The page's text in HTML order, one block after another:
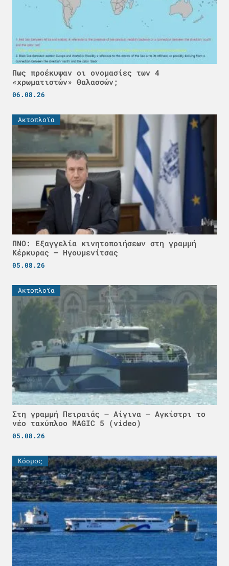
Πως προέκυψαν οι ονομασίες των 4
«χρωματιστών» Θαλασσών;
06.08.26
Ακτοπλοϊα
ΠΝΟ: Εξαγγελία κινητοποιήσεων στη γραμμή
Κέρκυρας – Ηγουμενίτσας
05.08.26
Ακτοπλοϊα
Στη γραμμή Πειραιάς – Αίγινα – Αγκίστρι το
νέο ταχύπλοο MAGIC 5 (video)
05.08.26
Κόσμος